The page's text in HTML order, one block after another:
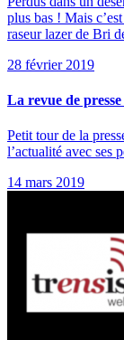
plus bas ! Mais
raseur lazer de Bri
28 février 2019
La revue de
Petit tour de la
l’actualité avec ses
14 mars 2019